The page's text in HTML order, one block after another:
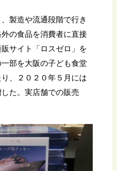
製造や流通段階で行き
の食品を消費者に直接
サイト「ロスゼロ」を
部を大阪の子ども食堂
、２０２０年５月には
た。実店舗での販売